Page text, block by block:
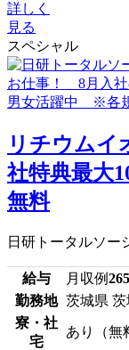
詳しく
見る
スペシャル
リチウムイ
社特典最大
無料
日研トータルソー
給与 月収例
勤務地 茨城県
寮・社
宅
あり（無